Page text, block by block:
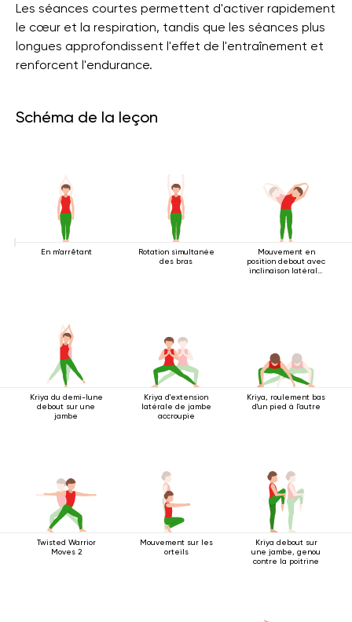
Les séances courtes permettent d'activer rapidement
le cœur et la respiration, tandis que les séances plus
longues approfondissent l'effet de l'entraînement et
renforcent l'endurance.
Schéma de la leçon
En m'arrêtant
Rotation simultanée
des bras
Mouvement en
position debout avec
inclinaison latérale
Kriya du demi-lune
debout sur une
jambe
Kriya d'extension
latérale de jambe
accroupie
Kriya, roulement bas
d'un pied à l'autre
Twisted Warrior
Moves 2
Mouvement sur les
orteils
Kriya debout sur
une jambe, genou
contre la poitrine